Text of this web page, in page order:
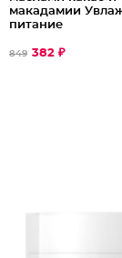
макадамии
питание
849 382 ₽